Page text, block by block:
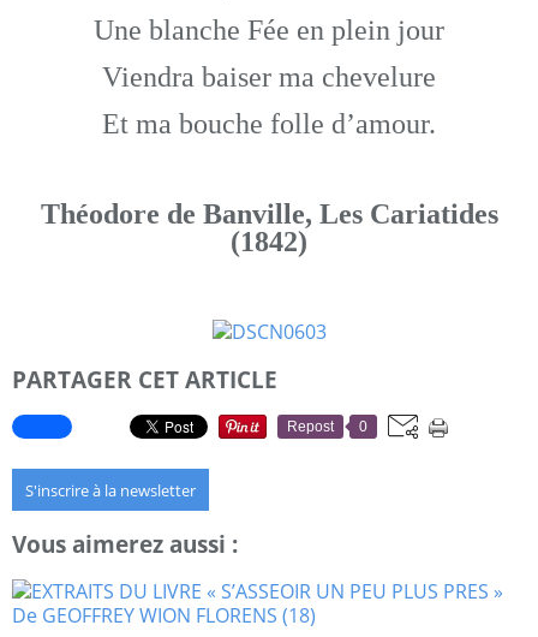
Une blanche Fée en plein jour
Viendra baiser ma chevelure
Et ma bouche folle d’amour.
Théodore de Banville, Les Cariatides
(1842)
PARTAGER CET ARTICLE
Repost 0
S'inscrire à la newsletter
Vous aimerez aussi :